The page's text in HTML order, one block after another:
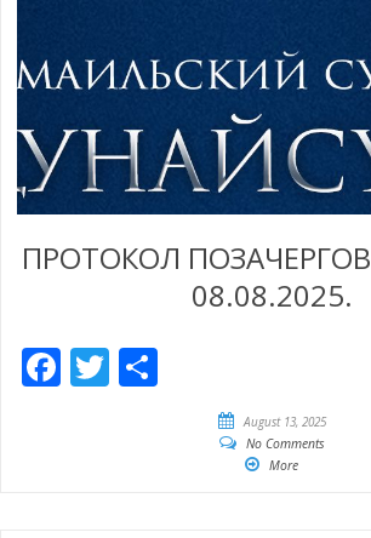
ПРОТОКОЛ
08.08.2025.
Facebook
Twitter
August 13, 2025
No Comments
More